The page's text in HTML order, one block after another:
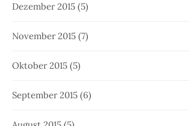
Dezember 2015 (5)
November 2015 (7)
Oktober 2015 (5)
September 2015 (6)